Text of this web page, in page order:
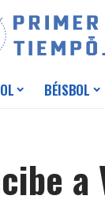
BÉISBOL